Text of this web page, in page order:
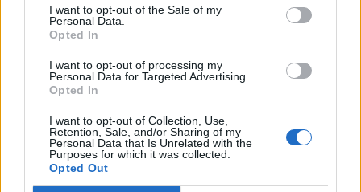
I want to opt-out of the Sale of my
Personal Data.
Opted In
I want to opt-out of processing my
Personal Data for Targeted Advertising.
Opted In
I want to opt-out of Collection, Use,
Retention, Sale, and/or Sharing of my
Personal Data that Is Unrelated with the
Purposes for which it was collected.
Opted Out
9 πράγματα που δεν πρέπει να
λέτε σε έναν επισκέπτη
27 Φεβρουαρίου 2026
Πάνω από 100 μωρά έχουν
γεννηθεί μέσω εξωσωματικής, με
την υποστήριξη της Be-Live
27 Φεβρουαρίου 2026